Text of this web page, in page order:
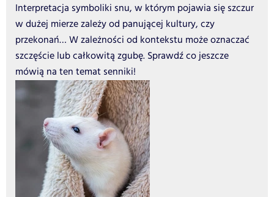
Interpretacja symboliki snu, w którym pojawia się szczur
w dużej mierze zależy od panującej kultury, czy
przekonań… W zależności od kontekstu może oznaczać
szczęście lub całkowitą zgubę. Sprawdź co jeszcze
mówią na ten temat senniki!